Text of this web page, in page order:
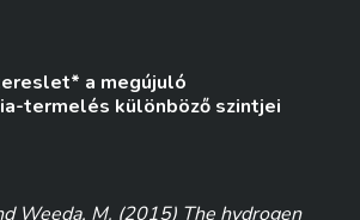
a megújuló
termelés különböző szintjei
Weeda, M. (2015) The hydrogen